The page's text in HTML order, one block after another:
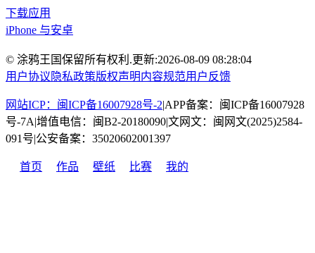
下载应用
iPhone 与安卓
© 涂鸦王国保留所有权利.更新:2026-08-09 08:28:04
用户协议 隐私政策版权声明内容规范用户反馈
网站ICP：闽ICP备16007928号-2|APP备案：闽ICP备16007928
号-7A|增值电信：闽B2-20180090|文网文：闽网文(2025)2584-
091号|公安备案：35020602001397
首页 作品 壁纸 比赛 我的